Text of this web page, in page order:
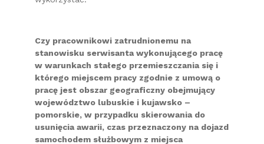
Czy pracownikowi zatrudnionemu na
stanowisku serwisanta wykonującego pracę
w warunkach stałego przemieszczania się i
którego miejscem pracy zgodnie z umową o
pracę jest obszar geograficzny obejmujący
województwo lubuskie i kujawsko –
pomorskie, w przypadku skierowania do
usunięcia awarii, czas przeznaczony na dojazd
samochodem służbowym z miejsca